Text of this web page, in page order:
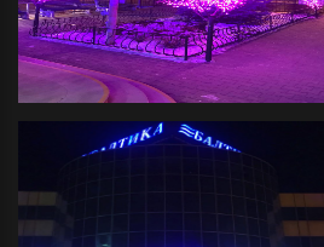
ДЮСШ "ОЛИМПИЯ" -
Декоративное оформление
прилегающей территории